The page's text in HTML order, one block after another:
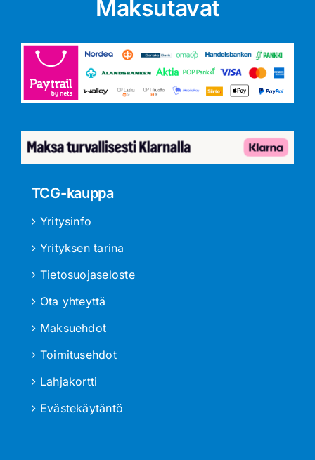
Maksutavat
TCG-kauppa
Yritysinfo
Yrityksen tarina
Tietosuojaseloste
Ota yhteyttä
Maksuehdot
Toimitusehdot
Lahjakortti
Evästekäytäntö